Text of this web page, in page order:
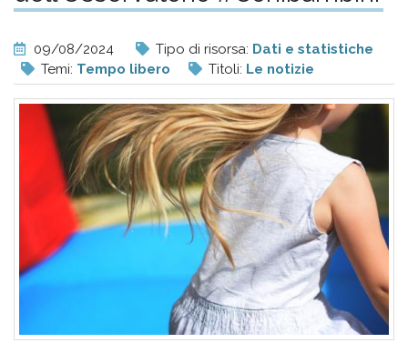
e
analisi
pr
l'infanzia
e
l'adolescenza
09/08/2024 Tipo di risorsa: Dati e statistiche
Temi: Tempo libero Titoli: Le notizie